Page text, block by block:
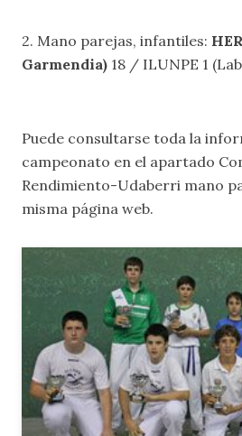
2. Mano parejas, infantiles:
Garmendia) 18 / ILUNPE 1
Puede consultarse toda la
campeonato en el apartado
Rendimiento-Udaberri mano
misma página web.